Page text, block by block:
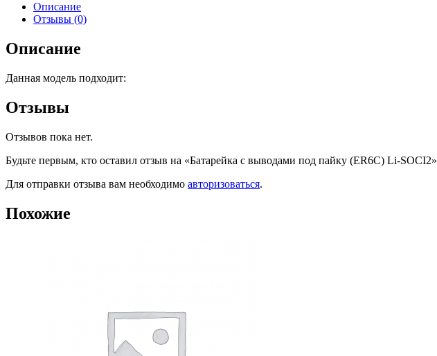
Описание
Отзывы (0)
Описание
Данная модель подходит:
Отзывы
Отзывов пока нет.
Будьте первым, кто оставил отзыв на «Батарейка с выводами под пайку (ER6C) Li-SOCI2»
Для отправки отзыва вам необходимо авторизоваться.
Похожие